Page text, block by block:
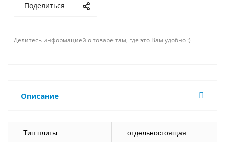
Поделиться
Делитесь информацией о товаре там, где это Вам удобно :)
Описание
Тип плиты отдельностоящая